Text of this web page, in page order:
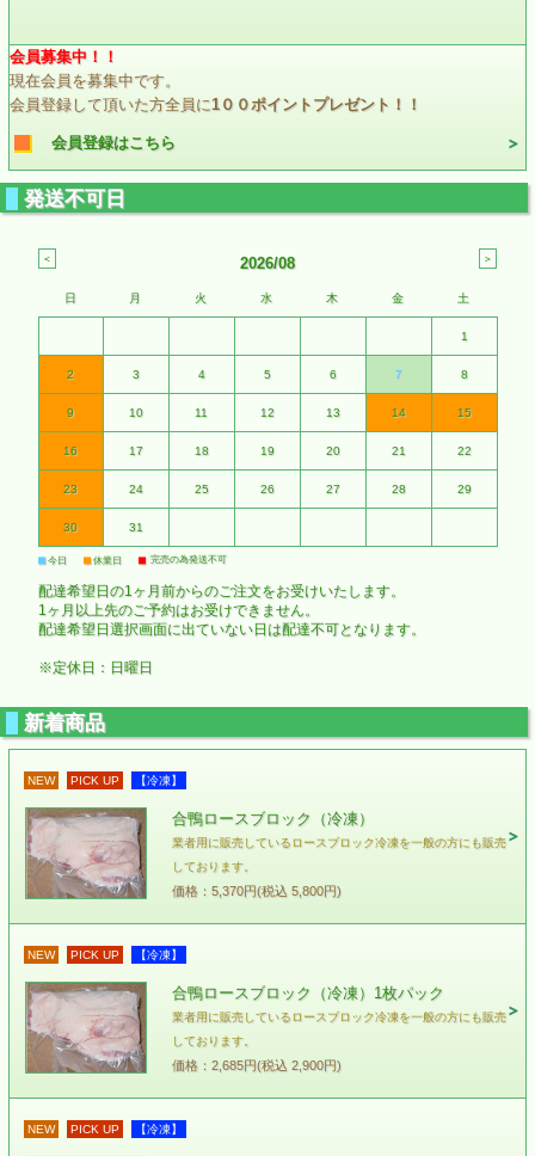
会員募集中！！
現在会員を募集中です。
会員登録して頂いた方全員に1００ポイントプレゼント！！
会員登録はこちら
発送不可日
2026/08
日 月 火 水 木 金 土
1
2 3 4 5 6 7 8
9 10 11 12 13 14 15
16 17 18 19 20 21 22
23 24 25 26 27 28 29
30 31
■ 今日 ■ 休業日 ■ 完売の為発送不可
配達希望日の1ヶ月前からのご注文をお受けいたします。
1ヶ月以上先のご予約はお受けできません。
配達希望日選択画面に出ていない日は配達不可となります。
※定休日：日曜日
新着商品
NEW PICK UP 【冷凍】
合鴨ロースブロック（冷凍）
業者用に販売しているロースブロック冷凍を一般の方にも販売
しております。
価格：5,370円(税込 5,800円)
NEW PICK UP 【冷凍】
合鴨ロースブロック（冷凍）1枚パック
業者用に販売しているロースブロック冷凍を一般の方にも販売
しております。
価格：2,685円(税込 2,900円)
NEW PICK UP 【冷凍】